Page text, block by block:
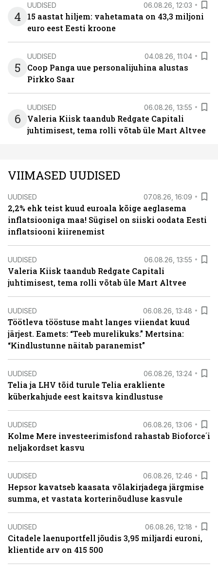
4
UUDISED 06.08.26, 12:03
15 aastat hiljem: vahetamata on 43,3 miljoni
euro eest Eesti kroone
5
UUDISED 04.08.26, 11:04
Coop Panga uue personalijuhina alustas
Pirkko Saar
6
UUDISED 06.08.26, 13:55
Valeria Kiisk taandub Redgate Capitali
juhtimisest, tema rolli võtab üle Mart Altvee
VIIMASED UUDISED
UUDISED 07.08.26, 16:09
2,2% ehk teist kuud euroala kõige aeglasema
inflatsiooniga maa! Sügisel on siiski oodata Eesti
inflatsiooni kiirenemist
UUDISED 06.08.26, 13:55
Valeria Kiisk taandub Redgate Capitali
juhtimisest, tema rolli võtab üle Mart Altvee
UUDISED 06.08.26, 13:48
Töötleva tööstuse maht langes viiendat kuud
järjest. Eamets: “Teeb murelikuks.” Mertsina:
“Kindlustunne näitab paranemist”
UUDISED 06.08.26, 13:24
Telia ja LHV tõid turule Telia erakliente
küberkahjude eest kaitsva kindlustuse
UUDISED 06.08.26, 13:06
Kolme Mere investeerimisfond rahastab Bioforce´i
neljakordset kasvu
UUDISED 06.08.26, 12:46
Hepsor kavatseb kaasata võlakirjadega järgmise
summa, et vastata korterinõudluse kasvule
UUDISED 06.08.26, 12:18
Citadele laenuportfell jõudis 3,95 miljardi euroni,
klientide arv on 415 500